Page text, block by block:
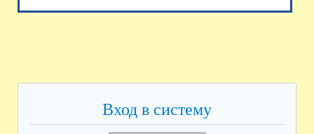
Вход в систему